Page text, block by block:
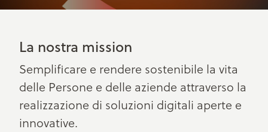
La nostra mission
Semplificare e rendere sostenibile la vita
delle Persone e delle aziende attraverso la
realizzazione di soluzioni digitali aperte e
innovative.